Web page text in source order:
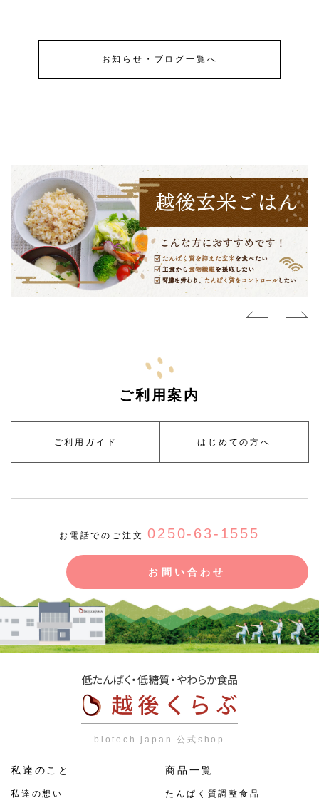
お知らせ・ブログ一覧へ
ご利用案内
ご利用ガイド はじめての方へ
お電話でのご注文0250-63-1555
お問い合わせ
biotech japan 公式shop
私達のこと
私達の想い
商品一覧
たんぱく質調整食品